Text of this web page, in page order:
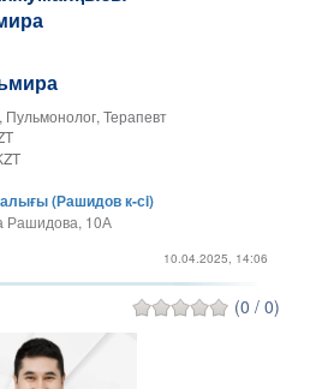
Пульмонолог, Терапевт
(Рашидов к-сi)
Рашидова, 10А
10.04.2025, 14:06
(0 / 0)